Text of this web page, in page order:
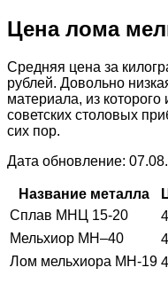
Цена лома
Средняя цена за
рублей. Довольно
материала, из которого
советских столовых
сих пор.
Дата обновление:
Название металла
Сплав МНЦ 15-20
Мельхиор МН–40
Лом мельхиора МН-19